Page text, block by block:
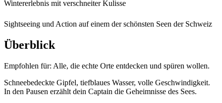
Wintererlebnis mit verschneiter Kulisse
Sightseeing und Action auf einem der schönsten Seen der Schweiz
Überblick
Empfohlen für: Alle, die echte Orte entdecken und spüren wollen.
Schneebedeckte Gipfel, tiefblaues Wasser, volle Geschwindigkeit.
In den Pausen erzählt dein Captain die Geheimnisse des Sees.